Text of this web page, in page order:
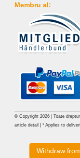
Membru al:
© Copyright 2026 | Toate
article detail | * Applies to
Withdraw